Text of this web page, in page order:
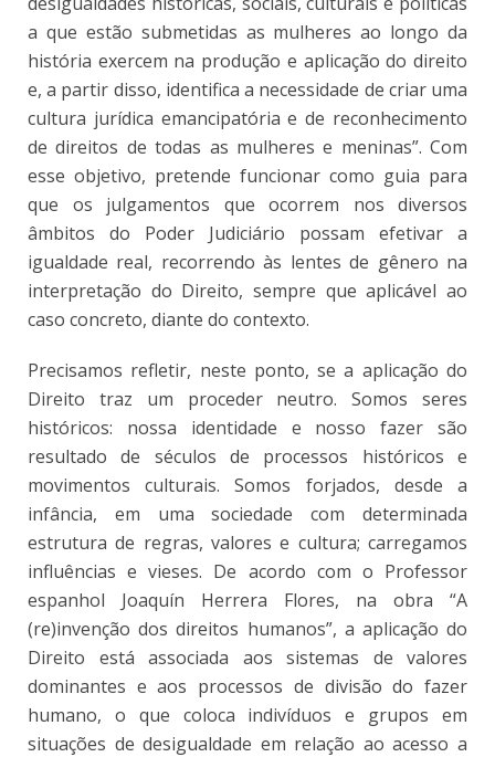
a que estão submetidas as mulheres ao longo da
história exercem na produção e aplicação do direito
e, a partir disso, identifica a necessidade de criar uma
cultura jurídica emancipatória e de reconhecimento
de direitos de todas as mulheres e meninas”. Com
esse objetivo, pretende funcionar como guia para
que os julgamentos que ocorrem nos diversos
âmbitos do Poder Judiciário possam efetivar a
igualdade real, recorrendo às lentes de gênero na
interpretação do Direito, sempre que aplicável ao
caso concreto, diante do contexto.
Precisamos refletir, neste ponto, se a aplicação do
Direito traz um proceder neutro. Somos seres
históricos: nossa identidade e nosso fazer são
resultado de séculos de processos históricos e
movimentos culturais. Somos forjados, desde a
infância, em uma sociedade com determinada
estrutura de regras, valores e cultura; carregamos
influências e vieses. De acordo com o Professor
espanhol Joaquín Herrera Flores, na obra “A
(re)invenção dos direitos humanos”, a aplicação do
Direito está associada aos sistemas de valores
dominantes e aos processos de divisão do fazer
humano, o que coloca indivíduos e grupos em
situações de desigualdade em relação ao acesso a